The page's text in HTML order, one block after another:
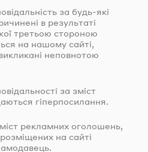
за будь-які
в результаті
третьою стороною
на нашому сайті,
неповнотою
за зміст
гіперпосилання.
рекламних оголошень,
на сайті